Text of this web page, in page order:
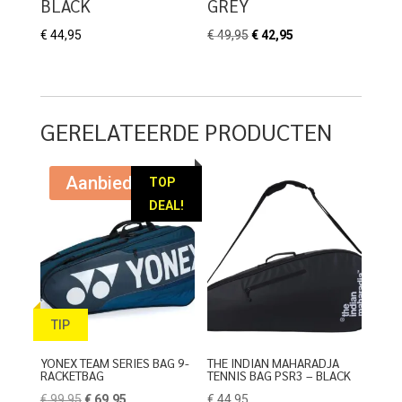
BLACK
€ 44,95
GREY
€49,95Oorspronkelijke
€42,95
GERELATEERDE PRODUCTEN
TOP
DEAL!
TIP
Aanbieding!
YONEX TEAM SERIES BAG 9-
RACKETBAG
Oorspronkelijke
Huidige
THE INDIAN MAHARADJA
TENNIS BAG PSR3 – BLACK